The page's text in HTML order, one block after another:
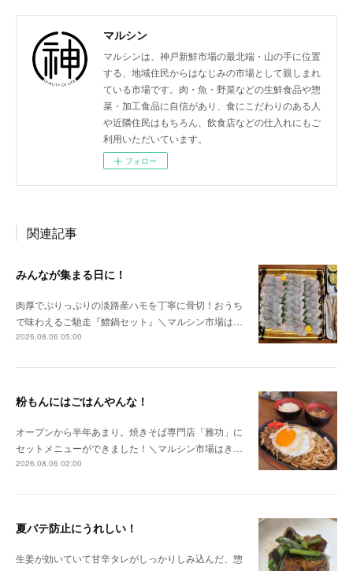
マルシン
マルシンは、神戸新鮮市場の最北端・山の手に位置
する、地域住民からはなじみの市場として親しまれ
ている市場です。肉・魚・野菜などの生鮮食品や惣
菜・加工食品に自信があり、食にこだわりのある人
や近隣住民はもちろん、飲食店などの仕入れにもご
利用いただいています。
フォロー
関連記事
みんなが集まる日に！
肉厚でぷりっぷりの淡路産ハモを丁寧に骨切！おうち
で味わえるご馳走『鱧鍋セット』＼マルシン市場は…
2026.08.06 05:00
粉もんにはごはんやんな！
オープンから半年あまり。焼きそば専門店「雅功」に
セットメニューができました！＼マルシン市場はき…
2026.08.06 02:00
夏バテ防止にうれしい！
生姜が効いていて甘辛タレがしっかりしみ込んだ、惣